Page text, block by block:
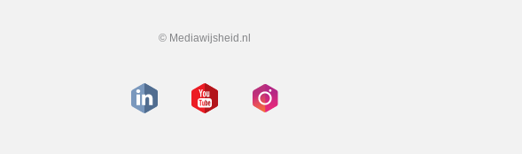
© Mediawijsheid.nl